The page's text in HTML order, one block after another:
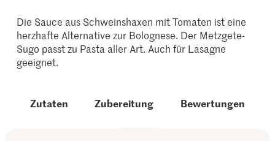
Die Sauce aus Schweinshaxen mit Tomaten ist eine
herzhafte Alternative zur Bolognese. Der Metzgete-
Sugo passt zu Pasta aller Art. Auch für Lasagne
geeignet.
Zutaten Zubereitung Bewertungen